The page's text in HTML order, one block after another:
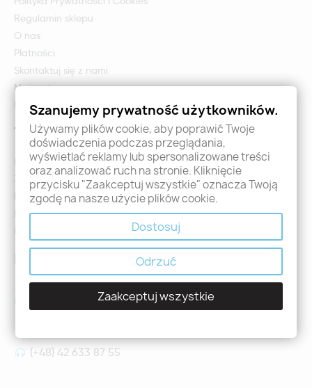
Regulamin sklepu
O nas
Płatności
Skontaktuj się z nami
Mapa strony
Formularz zwrotu i reklamacji
Twoje konto
Logowanie
Załóż konto - Rejestracja
Moje zamówienia
Promocje
Nowości
Kontakt
Jeśli mają Państwo jakiekolwiek pytania prosimy o kontakt
holdental@holdental.pl
(+48) 42 633 87 55
Szanujemy prywatność użytkowników.
Używamy plików cookie, aby poprawić Twoje
doświadczenia podczas przeglądania,
wyświetlać reklamy lub spersonalizowane treści
oraz analizować ruch na stronie. Kliknięcie
przycisku "Zaakceptuj wszystkie" oznacza Twoją
zgodę na nasze użycie plików cookie.
Dostosuj
Odrzuć
Zaakceptuj wszystkie